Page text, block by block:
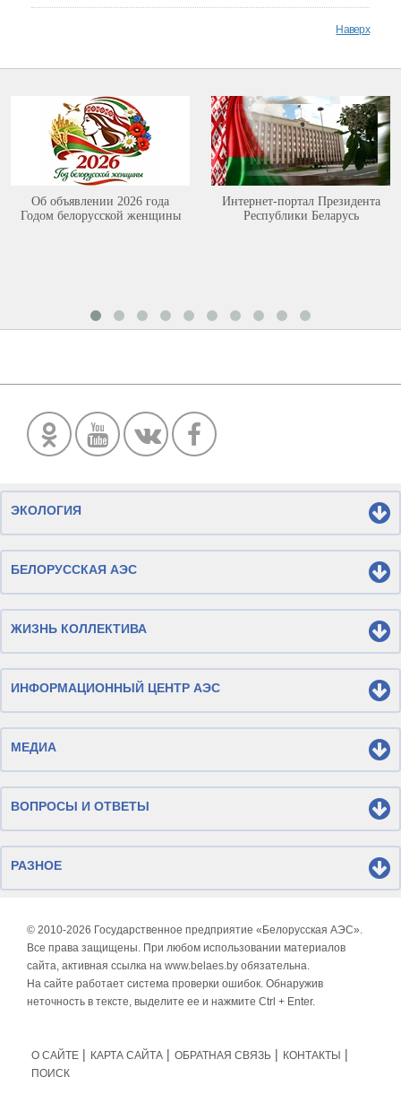
Наверх
Об объявлении 2026 года
Годом белорусской женщины
Интернет-портал Президента
Республики Беларусь
ЭКОЛОГИЯ
БЕЛОРУССКАЯ АЭС
ЖИЗНЬ КОЛЛЕКТИВА
ИНФОРМАЦИОННЫЙ ЦЕНТР АЭС
МЕДИА
ВОПРОСЫ И ОТВЕТЫ
РАЗНОЕ
© 2010-2026 Государственное предприятие «Белорусская АЭС».
Все права защищены. При любом использовании материалов
сайта, активная ссылка на www.belaes.by обязательна.
На сайте работает система проверки ошибок. Обнаружив
неточность в тексте, выделите ее и нажмите Ctrl + Enter.
О САЙТЕ КАРТА САЙТА ОБРАТНАЯ СВЯЗЬ
КОНТАКТЫ
ПОИСК